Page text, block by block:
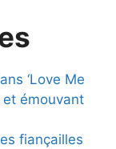
‘Love Me
et émouvant
fiançailles